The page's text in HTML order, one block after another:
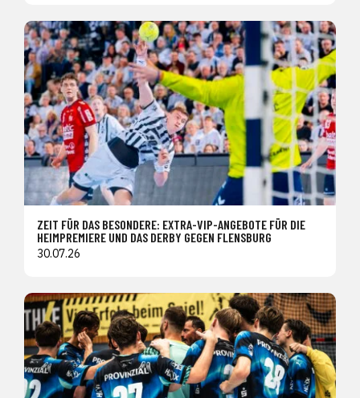
ZEIT FÜR DAS BESONDERE: EXTRA-VIP-ANGEBOTE FÜR DIE
HEIMPREMIERE UND DAS DERBY GEGEN FLENSBURG
30.07.26